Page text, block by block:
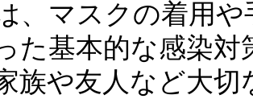
、マスクの着用
た基本的な感染
族や友人など大